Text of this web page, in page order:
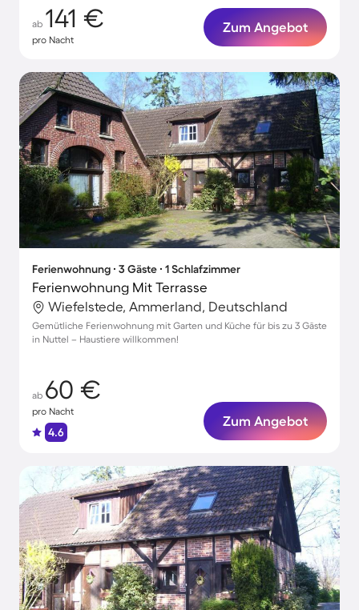
ab 141 €
pro Nacht
Zum Angebot
Ferienwohnung ∙ 3 Gäste ∙ 1 Schlafzimmer
Ferienwohnung Mit Terrasse
Wiefelstede, Ammerland, Deutschland
Gemütliche Ferienwohnung mit Garten und Küche für bis zu 3 Gäste
in Nuttel – Haustiere willkommen!
ab 60 €
pro Nacht
4.6
Zum Angebot